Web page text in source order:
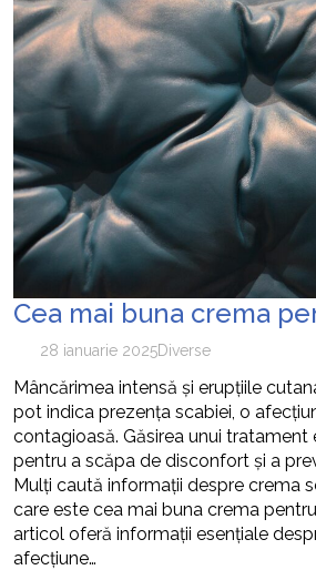
Cea mai buna crema
28 ianuarie 2025Diverse
Mâncărimea intensă și erupțiile
pot indica prezența scabiei, o
contagioasă. Găsirea unui tratament
pentru a scăpa de disconfort și a
Mulți caută informații despre crema
care este cea mai buna crema
articol oferă informații esențiale
afecțiune…